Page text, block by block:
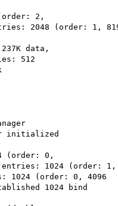
2,
2048 (order: 1,
data,
512
initialized
(order: 0,
entries: 1024 (order: 1,
1024 (order: 0, 4096
1024 bind